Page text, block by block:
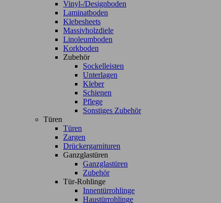
Vinyl-/Designboden
Laminatboden
Klebesheets
Massivholzdiele
Linoleumboden
Korkboden
Zubehör
Sockelleisten
Unterlagen
Kleber
Schienen
Pflege
Sonstiges Zubehör
Türen
Türen
Zargen
Drückergarnituren
Ganzglastüren
Ganzglastüren
Zubehör
Tür-Rohlinge
Innentürrohlinge
Haustürrohlinge